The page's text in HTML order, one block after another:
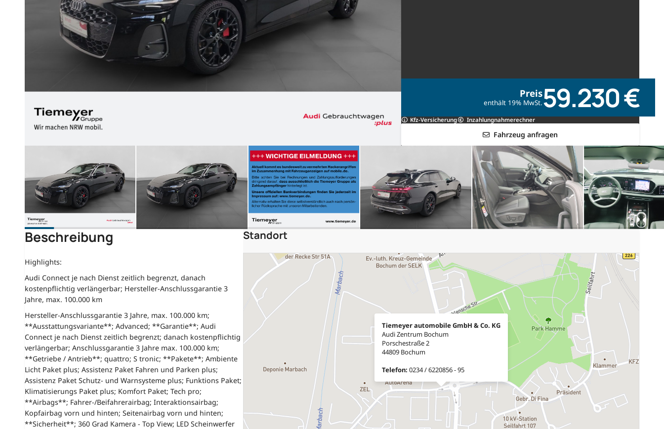
Preis
enthält 19% MwSt.59.230 €
Kfz-Versicherung Inzahlungnahmerechner
Fahrzeug anfragen
Beschreibung
Highlights:
Audi Connect je nach Dienst zeitlich begrenzt, danach
kostenpflichtig verlängerbar; Hersteller-Anschlussgarantie 3
Jahre, max. 100.000 km
Hersteller-Anschlussgarantie 3 Jahre, max. 100.000 km;
**Ausstattungsvariante**; Advanced; **Garantie**; Audi
Connect je nach Dienst zeitlich begrenzt; danach kostenpflichtig
verlängerbar; Anschlussgarantie 3 Jahre max. 100.000 km;
**Getriebe / Antrieb**; quattro; S tronic; **Pakete**; Ambiente
Licht Paket plus; Assistenz Paket Fahren und Parken plus;
Assistenz Paket Schutz- und Warnsysteme plus; Funktions Paket;
Klimatisierungs Paket plus; Komfort Paket; Tech pro;
**Airbags**; Fahrer-/Beifahrerairbag; Interaktionsairbag;
Kopfairbag vorn und hinten; Seitenairbag vorn und hinten;
**Sicherheit**; 360 Grad Kamera - Top View; LED Scheinwerfer
Standort
Tiemeyer automobile GmbH & Co. KG
Audi Zentrum Bochum
Porschestraße 2
44809 Bochum
Telefon: 0234 / 6220856 - 95